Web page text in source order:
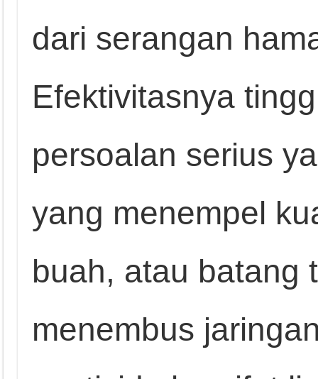
dari serangan
Efektivitasnya
persoalan serius
yang menempel
buah, atau batang
menembus